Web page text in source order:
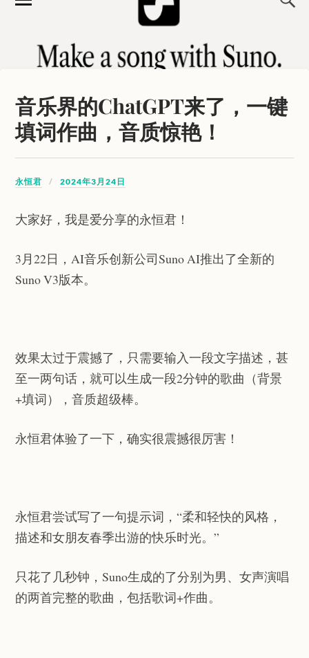
音乐界的ChatGPT来了，一键
填词作曲，音质惊艳！
永恒君 2024年3月24日
大家好，我是爱分享的永恒君！
3月22日，AI音乐创新公司Suno AI推出了全新的
Suno V3版本。
效果太过于震撼了，只需要输入一段文字描述，甚
至一两句话，就可以生成一段2分钟的歌曲（背景
+填词），音质超级棒。
永恒君体验了一下，确实很震撼很厉害！
永恒君尝试写了一句提示词，“柔和轻快的风格，
描述和女朋友春季出游的快乐时光。”
只花了几秒钟，Suno生成的了分别为男、女声演唱
的两首完整的歌曲，包括歌词+作曲。